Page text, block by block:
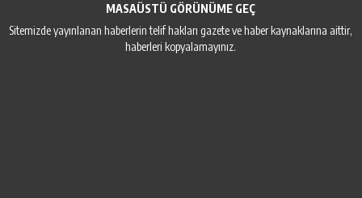
MASAÜSTÜ GÖRÜNÜME GEÇ
Sitemizde yayınlanan haberlerin telif hakları gazete ve haber kaynaklarına aittir,
haberleri kopyalamayınız.